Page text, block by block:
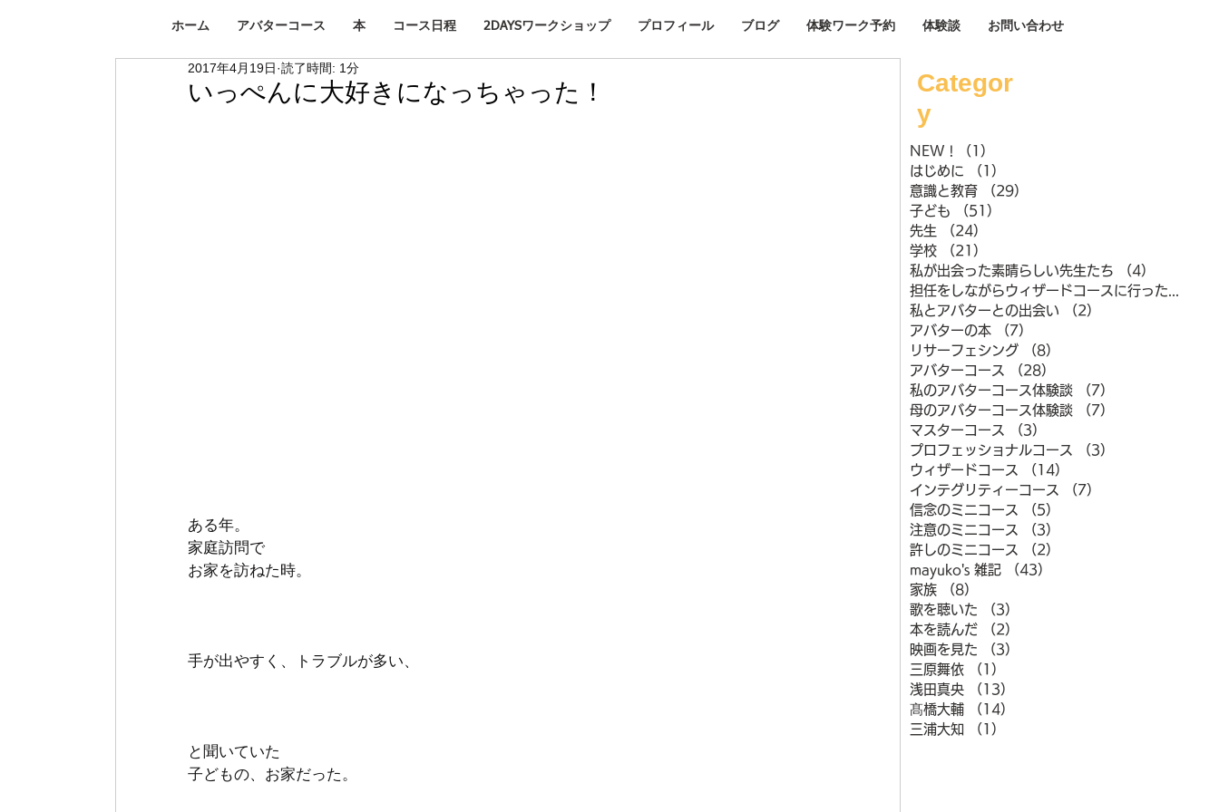
ホーム アバターコース 本 コース日程 2DAYSワークショップ プロフィール ブログ 体験ワーク予約 体験談 お問い合わせ
いっぺんに大好きになっちゃった！
2017年4月19日 読了時間: 1分
ある年。
家庭訪問で
お家を訪ねた時。
手が出やすく、トラブルが多い、
と聞いていた
子どもの、お家だった。
Categor
y
NEW ! （1）
はじめに
（1）
意識と教育
（29）
子ども
（51）
先生
（24）
学校
（21）
私が出会った素晴らしい先生たち
（4）
私とアバターとの出会い
（2）
アバターの本
（7）
リサーフェシング
（8）
アバターコース
（28）
私のアバターコース体験談
（7）
母のアバターコース体験談
（7）
マスターコース
（3）
プロフェッショナルコース
（3）
ウィザードコース
（14）
インテグリティーコース
（7）
信念のミニコース
（5）
注意のミニコース
（3）
許しのミニコース
（2）
mayuko's 雑記
（43）
家族
（8）
歌を聴いた
（3）
本を読んだ
（2）
映画を見た
（3）
三原舞依
（1）
浅田真央
（13）
髙橋大輔
（14）
三浦大知
（1）